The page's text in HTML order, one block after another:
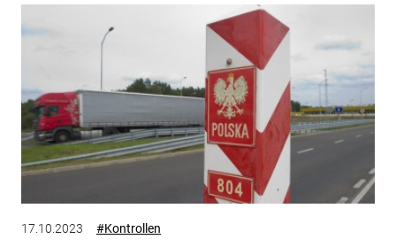
17.10.2023 #Kontrollen